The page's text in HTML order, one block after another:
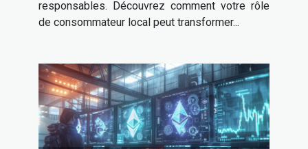
responsables. Découvrez comment votre rôle
de consommateur local peut transformer...